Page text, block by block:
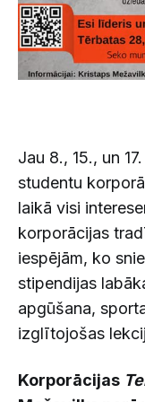
Jau 8., 15., un
studentu
laikā visi
korporācijas
iespējām, ko
stipendijas
apgūšana,
izglītojošas
Korporācijas